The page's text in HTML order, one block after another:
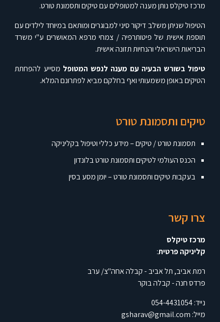
מרכז טיקלס נותן מענה למטופלים עם טיקים ותסמונת טורט.
הטיפול שניתן משלב דיקור סיני למבוגרים ומותאם במיוחד לילדים עם
תוספת אישית של פיטותרפיה / צמחי מרפא המאושרים ע"י משרד
הבריאות הישראלי והנחיות תזונה אישית.
טיפול בשורש הבעיה עם מענה לנפש המטופל מסייע להפחתת
הטיקים באופן משמעותי ואף בחלקם מביא לפתרונם המלא.
טיקים ותסמונת טורט
תסמונת טורט / טיקים – מידע כללי וטיפול בקליניקה
הכנס העולמי לטיקים ותסמונת טורט בלונדון
בעקבות טיקים ותסמונת טורט – יומן מסע בסין
צרו קשר
מרכז טיקלס
קליניקה פרטית:
רמת אביב, תל אביב - קבלה אחה"צ/ ערב
פרדס חנה - קבלה בוקר
נייד:054-4431054
מייל: gsharav@gmail.com